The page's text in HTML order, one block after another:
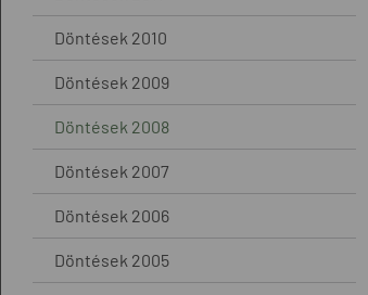
Döntések 2010
Döntések 2009
Döntések 2008
Döntések 2007
Döntések 2006
Döntések 2005